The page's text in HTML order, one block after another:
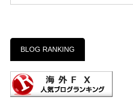
BLOG RANKING